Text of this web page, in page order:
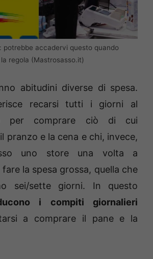
potrebbe accadervi questo quando
regola (Mastrosasso.it)
abitudini diverse di spesa.
recarsi tutti i giorni al
per comprare ciò di cui
pranzo e la cena e chi, invece,
uno store una volta a
la spesa grossa, quella che
sei/sette giorni. In questo
i compiti giornalieri
a comprare il pane e la